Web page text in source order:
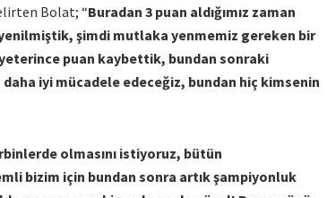
Bolat; “Buradan 3 puan aldığımız zaman
şimdi mutlaka yenmemiz gereken bir
puan kaybettik, bundan sonraki
iyi mücadele edeceğiz, bundan hiç kimsenin
olmasını istiyoruz, bütün
bizim için bundan sonra artık şampiyonluk